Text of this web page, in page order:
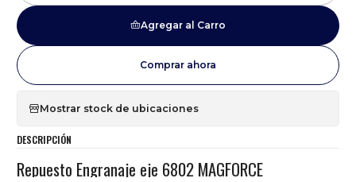
Agregar al Carro
Comprar ahora
Mostrar stock de ubicaciones
DESCRIPCIÓN
Repuesto Engranaje eje 6802 MAGFORCE